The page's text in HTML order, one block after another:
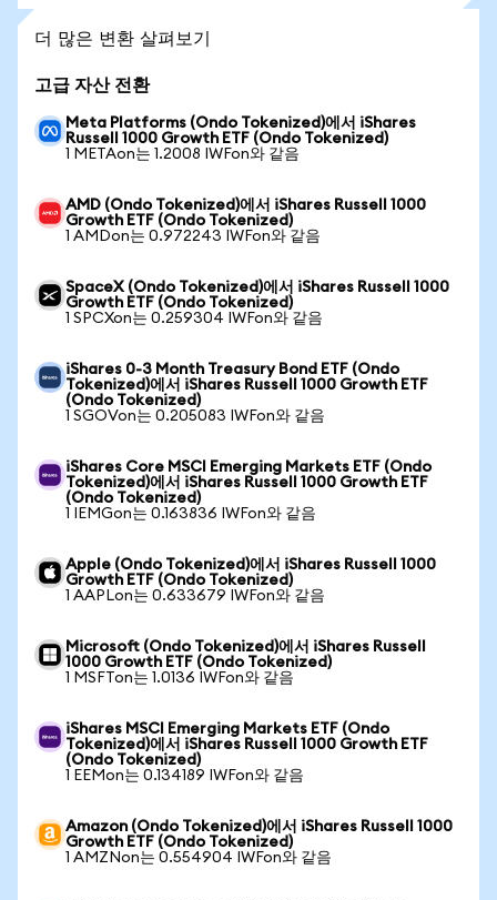
더 많은 변환 살펴보기
고급 자산 전환
Meta Platforms (Ondo Tokenized)에서 iShares
Russell 1000 Growth ETF (Ondo Tokenized)
1 METAon는 1.2008 IWFon와 같음
AMD (Ondo Tokenized)에서 iShares Russell 1000
Growth ETF (Ondo Tokenized)
1 AMDon는 0.972243 IWFon와 같음
SpaceX (Ondo Tokenized)에서 iShares Russell 1000
Growth ETF (Ondo Tokenized)
1 SPCXon는 0.259304 IWFon와 같음
iShares 0-3 Month Treasury Bond ETF (Ondo
Tokenized)에서 iShares Russell 1000 Growth ETF
(Ondo Tokenized)
1 SGOVon는 0.205083 IWFon와 같음
iShares Core MSCI Emerging Markets ETF (Ondo
Tokenized)에서 iShares Russell 1000 Growth ETF
(Ondo Tokenized)
1 IEMGon는 0.163836 IWFon와 같음
Apple (Ondo Tokenized)에서 iShares Russell 1000
Growth ETF (Ondo Tokenized)
1 AAPLon는 0.633679 IWFon와 같음
Microsoft (Ondo Tokenized)에서 iShares Russell
1000 Growth ETF (Ondo Tokenized)
1 MSFTon는 1.0136 IWFon와 같음
iShares MSCI Emerging Markets ETF (Ondo
Tokenized)에서 iShares Russell 1000 Growth ETF
(Ondo Tokenized)
1 EEMon는 0.134189 IWFon와 같음
Amazon (Ondo Tokenized)에서 iShares Russell 1000
Growth ETF (Ondo Tokenized)
1 AMZNon는 0.554904 IWFon와 같음